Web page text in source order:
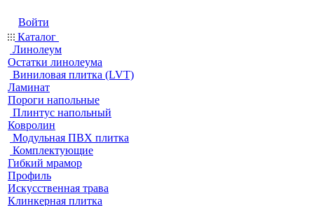
Войти
Каталог
Линолеум
Остатки линолеума
Виниловая плитка (LVT)
Ламинат
Пороги напольные
Плинтус напольный
Ковролин
Модульная ПВХ плитка
Комплектующие
Гибкий мрамор
Профиль
Искусственная трава
Клинкерная плитка